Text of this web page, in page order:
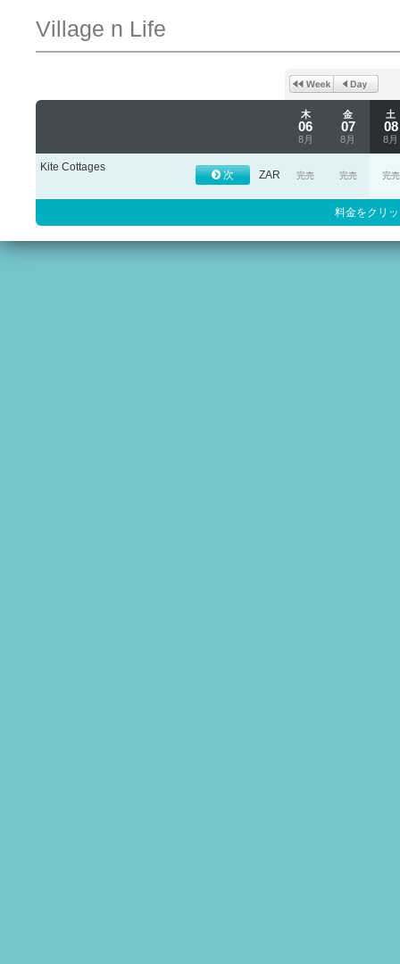
Village n Life
木
06
8月
金
07
8月
土
08
8月
Kite Cottages
次 ZAR 完売 完売 完売
料金をクリ